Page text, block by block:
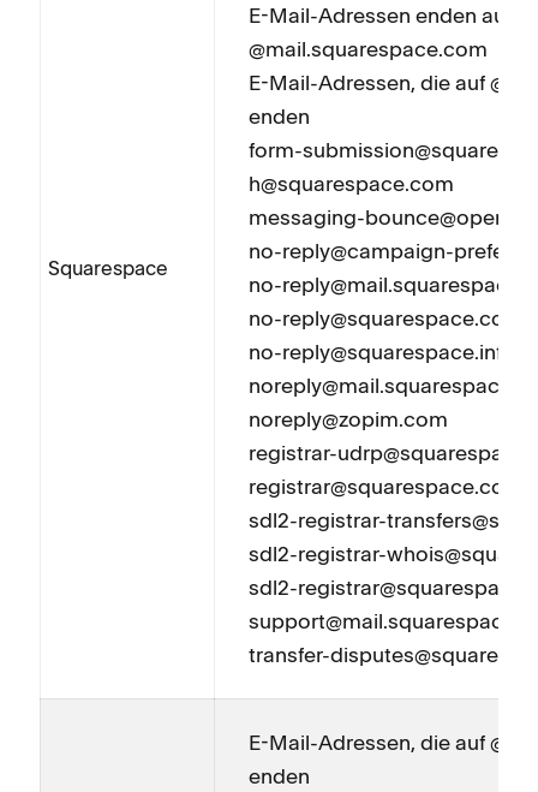
Squarespace
E-Mail-Adressen enden auf
@mail.squarespace.com
E-Mail-Adressen, die auf
enden
form-
h@squarespace.com
messaging-
no-reply@campaign-
no-
no-reply@squarespace.com
no-reply@squarespace.info
noreply@zopim.com
registrar-
registrar@squarespace.com
sdl2-registrar-
sdl2-registrar-
sdl2-
transfer-
E-Mail-Adressen, die auf
enden